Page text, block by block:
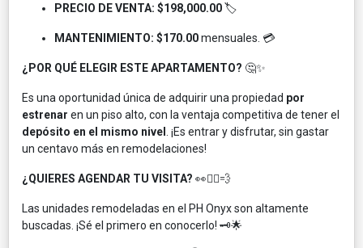
PRECIO DE VENTA: $198,000.00🏷️
MANTENIMIENTO: $170.00mensuales. 💳
¿POR QUÉ ELEGIR ESTE APARTAMENTO? 🤔✨
Es una oportunidad única de adquirir una propiedad por
estrenar en un piso alto, con la ventaja competitiva de tener el
depósito en el mismo nivel
. ¡Es entrar y disfrutar, sin gastar
un centavo más en remodelaciones!
¿QUIERES AGENDAR TU VISITA? 👀🏃‍♂️💨
Las unidades remodeladas en el PH Onyx son altamente
buscadas. ¡Sé el primero en conocerlo! 🗝️🌟